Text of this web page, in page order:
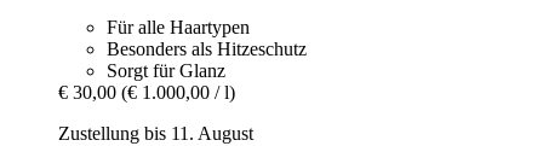
Für alle Haartypen
Besonders als Hitzeschutz
Sorgt für Glanz
€ 30,00 (€ 1.000,00 / l)
Zustellung bis 11. August